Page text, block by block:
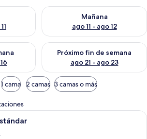
para hoy ago 10 - ago 11
Mañana
ago 11 - ago 12
Consulta la disponibilidad
para este fin de semana ago 14 -
Próximo fin de semana
ago 21 - ago 23
Consulta la disponibilidad
1 cama 2 camas 3 camas o más
Una habitación de hotel con cama,